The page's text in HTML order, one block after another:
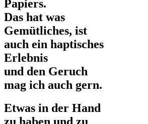
Papiers.
Das hat was
Gemütliches, ist
auch ein haptisches
Erlebnis
und den Geruch
mag ich auch gern.
Etwas in der Hand